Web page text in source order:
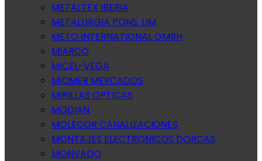
METALTEX IBERIA
METALURGIA PONS. LIM
METO INTERNATIONAL GMBH
MIARCO
MICEL-VEGA
MIDMER MERCADOS
MIRILLAS OPTICAS
MODIAN
MOLECOR CANALIZACIONES
MONTAJES ELECTRONICOS DORCAS
MONVADO